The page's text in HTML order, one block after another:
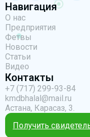
Навигация
О нас
Предприятия
Фетвы
Новости
Статьи
Видео
Контакты
+7 (717) 299-93-84
kmdbhalal@mail.ru
Астана, Карасаз, 3.
Получить